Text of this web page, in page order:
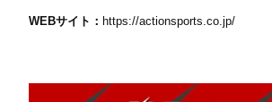
WEBサイト： https://actionsports.co.jp/